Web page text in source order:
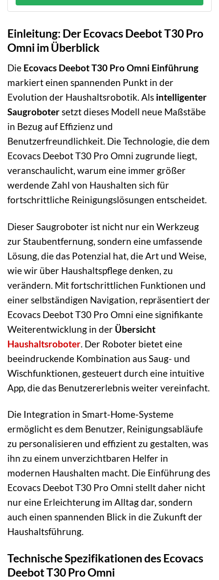
Einleitung: Der Ecovacs Deebot T30 Pro
Omni im Überblick
Die Ecovacs Deebot T30 Pro Omni Einführung
markiert einen spannenden Punkt in der
Evolution der Haushaltsrobotik. Als intelligenter
Saugroboter setzt dieses Modell neue Maßstäbe
in Bezug auf Effizienz und
Benutzerfreundlichkeit. Die Technologie, die dem
Ecovacs Deebot T30 Pro Omni zugrunde liegt,
veranschaulicht, warum eine immer größer
werdende Zahl von Haushalten sich für
fortschrittliche Reinigungslösungen entscheidet.
Dieser Saugroboter ist nicht nur ein Werkzeug
zur Staubentfernung, sondern eine umfassende
Lösung, die das Potenzial hat, die Art und Weise,
wie wir über Haushaltspflege denken, zu
verändern. Mit fortschrittlichen Funktionen und
einer selbständigen Navigation, repräsentiert der
Ecovacs Deebot T30 Pro Omni eine signifikante
Weiterentwicklung in der Übersicht
Haushaltsroboter . Der Roboter bietet eine
beeindruckende Kombination aus Saug- und
Wischfunktionen, gesteuert durch eine intuitive
App, die das Benutzererlebnis weiter vereinfacht.
Die Integration in Smart-Home-Systeme
ermöglicht es dem Benutzer, Reinigungsabläufe
zu personalisieren und effizient zu gestalten, was
ihn zu einem unverzichtbaren Helfer in
modernen Haushalten macht. Die Einführung des
Ecovacs Deebot T30 Pro Omni stellt daher nicht
nur eine Erleichterung im Alltag dar, sondern
auch einen spannenden Blick in die Zukunft der
Haushaltsführung.
Technische Spezifikationen des Ecovacs
Deebot T30 Pro Omni